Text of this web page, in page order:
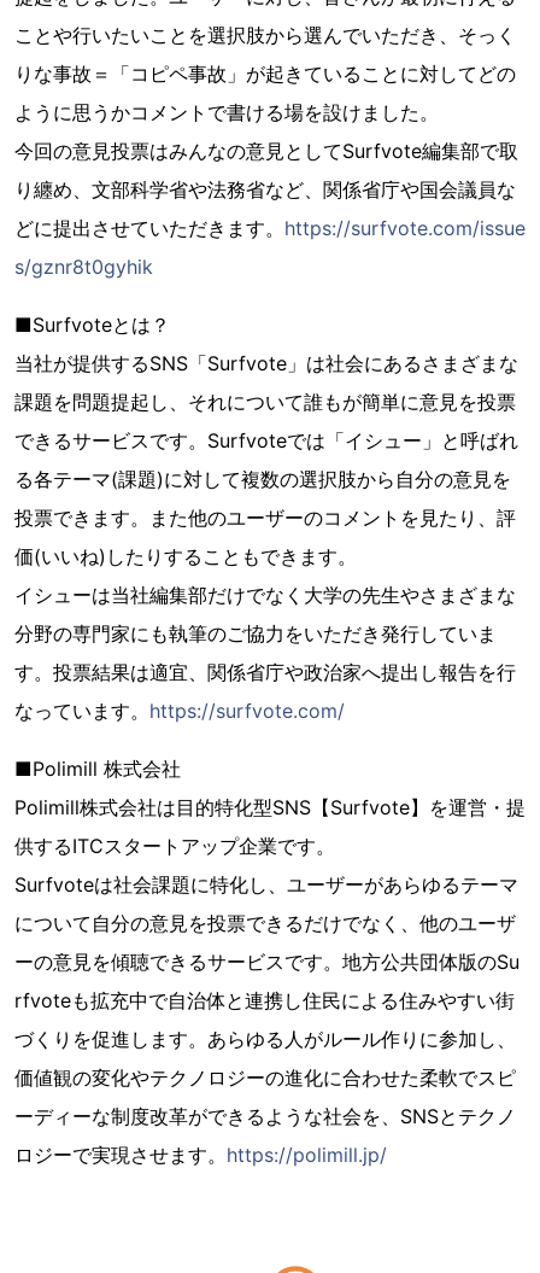
ことや行いたいことを選択肢から選んでいただき、そっく
りな事故＝「コピペ事故」が起きていることに対してどの
ように思うかコメントで書ける場を設けました。
今回の意見投票はみんなの意見としてSurfvote編集部で取
り纏め、文部科学省や法務省など、関係省庁や国会議員な
どに提出させていただきます。 https://surfvote.com/issue
s/gznr8t0gyhik
■Surfvoteとは？
当社が提供するSNS「Surfvote」は社会にあるさまざまな
課題を問題提起し、それについて誰もが簡単に意見を投票
できるサービスです。Surfvoteでは「イシュー」と呼ばれ
る各テーマ(課題)に対して複数の選択肢から自分の意見を
投票できます。また他のユーザーのコメントを見たり、評
価(いいね)したりすることもできます。
イシューは当社編集部だけでなく大学の先生やさまざまな
分野の専門家にも執筆のご協力をいただき発行していま
す。投票結果は適宜、関係省庁や政治家へ提出し報告を行
なっています。 https://surfvote.com/
■Polimill 株式会社
Polimill株式会社は目的特化型SNS【Surfvote】を運営・提
供するITCスタートアップ企業です。
Surfvoteは社会課題に特化し、ユーザーがあらゆるテーマ
について自分の意見を投票できるだけでなく、他のユーザ
ーの意見を傾聴できるサービスです。地方公共団体版のSu
rfvoteも拡充中で自治体と連携し住民による住みやすい街
づくりを促進します。あらゆる人がルール作りに参加し、
価値観の変化やテクノロジーの進化に合わせた柔軟でスピ
ーディーな制度改革ができるような社会を、SNSとテクノ
ロジーで実現させます。 https://polimill.jp/